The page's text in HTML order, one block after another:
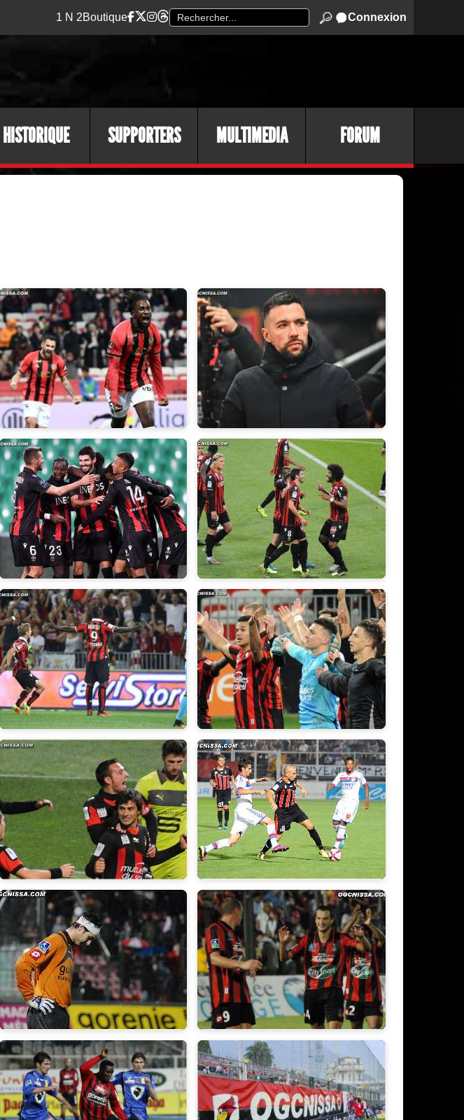
1 N 2Boutique Connexion
HISTORIQUE SUPPORTERS MULTIMEDIA FORUM
2024/2025 2023/2024
2020/2021 2019/2020
2016/2017 2015/2016
2012/2013 2011/2012
2008/2009 2007/2008